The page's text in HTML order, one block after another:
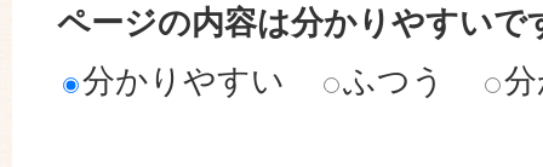
ページの内容は分かりやすいで
分かりやすい
ふつう